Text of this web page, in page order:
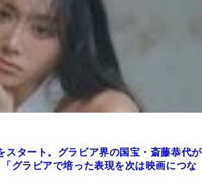
スタート。グラビア界の国宝・斎藤恭代が
グラビアで培った表現を次は映画につな